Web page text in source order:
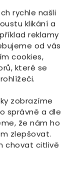
rychle našli
klikání a
reklamy
od vás
cookies,
které se
zobrazíme
správně a dle
že nám ho
zlepšovat.
chovat citlivě
-
šumivých tablet
(>10ks)